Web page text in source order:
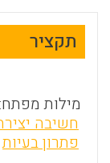
תקציר
מילות מפתח:
חשיבה
פתרון בעיות